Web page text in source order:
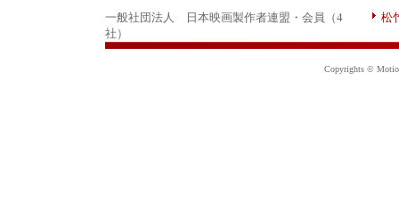
一般社団法人 日本映画製作者連盟・会員（4
社）
松
Copyrights ©